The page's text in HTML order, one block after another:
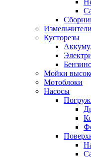
Измельчители
Кусторезы
Мойки
Мотоблоки
Насосы